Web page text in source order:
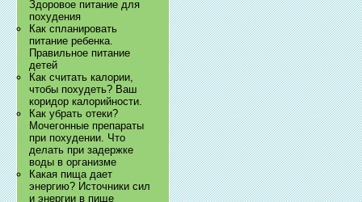
Здоровое питание для
похудения
Как спланировать
питание ребенка.
Правильное питание
детей
Как считать калории,
чтобы похудеть? Ваш
коридор калорийности.
Как убрать отеки?
Мочегонные препараты
при похудении. Что
делать при задержке
воды в организме
Какая пища дает
энергию? Источники сил
и энергии в пище